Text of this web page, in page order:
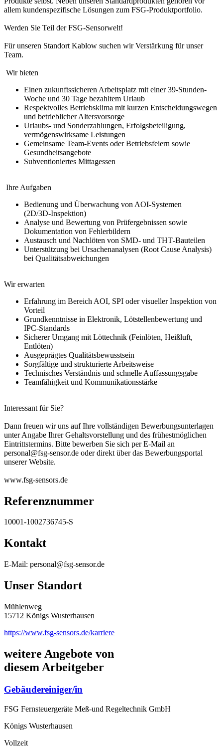
allem kundenspezifische Lösungen zum FSG-Produktportfolio.
Werden Sie Teil der FSG-Sensorwelt!
Für unseren Standort Kablow suchen wir Verstärkung für unser
Team.
Wir bieten
Einen zukunftssicheren Arbeitsplatz mit einer 39-Stunden-
Woche und 30 Tage bezahltem Urlaub
Respektvolles Betriebsklima mit kurzen Entscheidungswegen
und betrieblicher Altersvorsorge
Urlaubs- und Sonderzahlungen, Erfolgsbeteiligung,
vermögenswirksame Leistungen
Gemeinsame Team-Events oder Betriebsfeiern sowie
Gesundheitsangebote
Subventioniertes Mittagessen
Ihre Aufgaben
Bedienung und Überwachung von AOI‑Systemen
(2D/3D‑Inspektion)
Analyse und Bewertung von Prüfergebnissen sowie
Dokumentation von Fehlerbildern
Austausch und Nachlöten von SMD‑ und THT‑Bauteilen
Unterstützung bei Ursachenanalysen (Root Cause Analysis)
bei Qualitätsabweichungen
Wir erwarten
Erfahrung im Bereich AOI, SPI oder visueller Inspektion von
Vorteil
Grundkenntnisse in Elektronik, Lötstellenbewertung und
IPC‑Standards
Sicherer Umgang mit Löttechnik (Feinlöten, Heißluft,
Entlöten)
Ausgeprägtes Qualitätsbewusstsein
Sorgfältige und strukturierte Arbeitsweise
Technisches Verständnis und schnelle Auffassungsgabe
Teamfähigkeit und Kommunikationsstärke
Interessant für Sie?
Dann freuen wir uns auf Ihre vollständigen Bewerbungsunterlagen
unter Angabe Ihrer Gehaltsvorstellung und des frühestmöglichen
Eintrittstermins. Bitte bewerben Sie sich per E-Mail an
personal@fsg-sensor.de oder direkt über das Bewerbungsportal
unserer Website.
www.fsg-sensors.de
Referenznummer
10001-1002736745-S
Kontakt
E-Mail: personal@fsg-sensor.de
Unser Standort
Mühlenweg
15712 Königs Wusterhausen
https://www.fsg-sensors.de/karriere
weitere Angebote von
diesem Arbeitgeber
Gebäudereiniger/in
FSG Fernsteuergeräte Meß-und Regeltechnik GmbH
Königs Wusterhausen
Vollzeit